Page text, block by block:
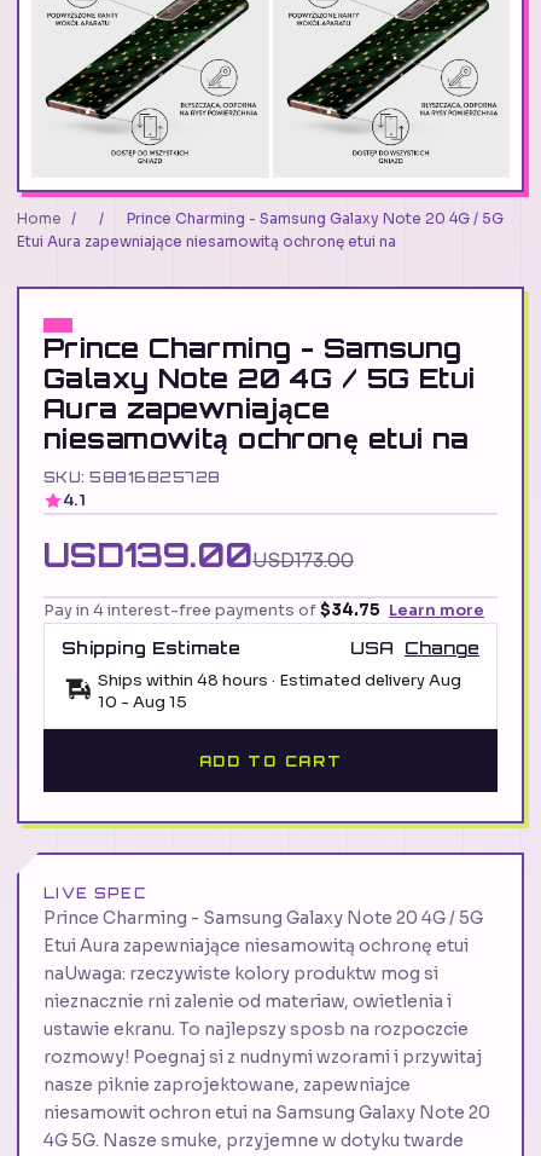
Home / /
Prince Charming - Samsung Galaxy Note 20 4G / 5G
Etui Aura zapewniające niesamowitą ochronę etui na
Prince Charming - Samsung
Galaxy Note 20 4G / 5G Etui
Aura zapewniające
niesamowitą ochronę etui na
SKU: 58816825728
4.1
USD139.00USD173.00
Pay in 4 interest-free payments of$34.75 Learn more
Shipping Estimate
USA
Change
Ships within 48 hours · Estimated deliveryAug
10 - Aug 15
ADD TO CART
LIVE SPEC
Prince Charming - Samsung Galaxy Note 20 4G / 5G
Etui Aura zapewniające niesamowitą ochronę etui
naUwaga: rzeczywiste kolory produktw mog si
nieznacznie rni zalenie od materiaw, owietlenia i
ustawie ekranu. To najlepszy sposb na rozpoczcie
rozmowy! Poegnaj si z nudnymi wzorami i przywitaj
nasze piknie zaprojektowane, zapewniajce
niesamowit ochron etui na Samsung Galaxy Note 20
4G 5G. Nasze smuke, przyjemne w dotyku twarde